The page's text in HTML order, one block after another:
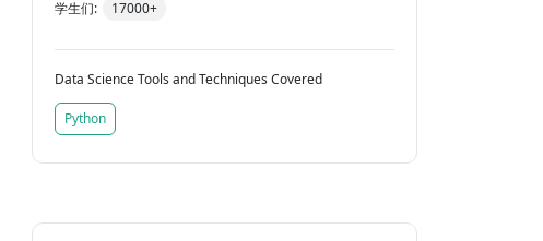
学生们: 17000+
Data Science Tools and Techniques Covered
Python